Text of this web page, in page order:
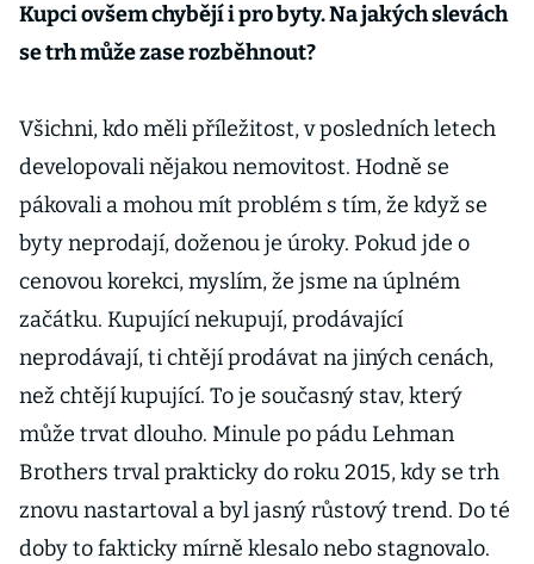
Kupci ovšem chybějí i pro byty. Na jakých slevách
se trh může zase rozběhnout?
Všichni, kdo měli příležitost, v posledních letech
developovali nějakou nemovitost. Hodně se
pákovali a mohou mít problém s tím, že když se
byty neprodají, doženou je úroky. Pokud jde o
cenovou korekci, myslím, že jsme na úplném
začátku. Kupující nekupují, prodávající
neprodávají, ti chtějí prodávat na jiných cenách,
než chtějí kupující. To je současný stav, který
může trvat dlouho. Minule po pádu Lehman
Brothers trval prakticky do roku 2015, kdy se trh
znovu nastartoval a byl jasný růstový trend. Do té
doby to fakticky mírně klesalo nebo stagnovalo.